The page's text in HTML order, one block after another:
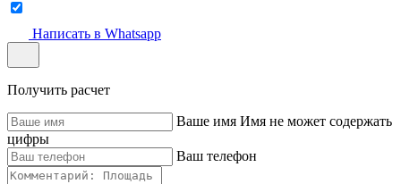
Написать в Whatsapp
Получить расчет
Ваше имя Имя не может содержать
цифры
Ваш телефон